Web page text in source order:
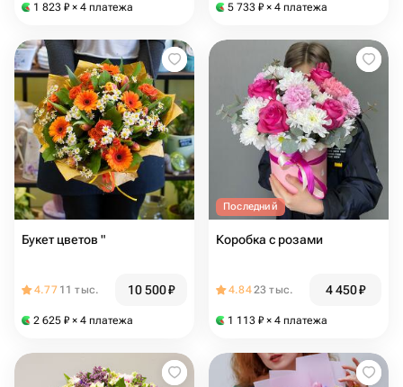
1 823 ₽ × 4 платежа 5 733 ₽ × 4 платежа
Букет цветов "
4.77 11 тыс. 10 500₽
2 625 ₽ × 4 платежа
Последний
Коробка с розами
4.8423 тыс. 4 450₽
1 113 ₽ × 4 платежа